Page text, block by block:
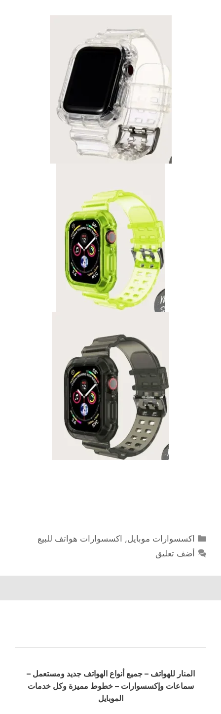
التصنيفات
اكسسوارات موبايل, اكسسوارات هواتف للبيع
أضف تعليق
المنار للهواتف – جميع أنواع الهواتف جديد ومستعمل –
سماعات وإكسسوارات – خطوط مميزة وكل خدمات
الموبايل